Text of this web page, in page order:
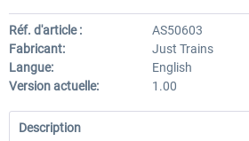
Réf. d'article :
AS50603
Fabricant:
Just Trains
Langue:
English
Version actuelle:
1.00
Description